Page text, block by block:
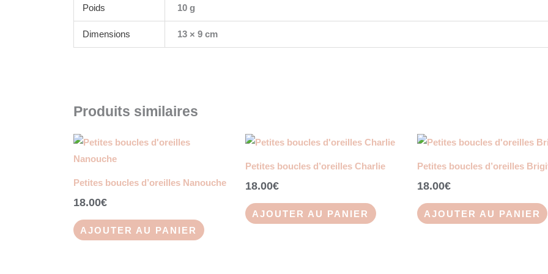
Poids 10 g
Dimensions 13 × 9 cm
Produits similaires
Petites boucles d’oreilles Nanouche
18.00€
AJOUTER AU PANIER
Petites boucles d’oreilles Charlie
18.00€
AJOUTER AU PANIER
Petites boucles d’oreilles
18.00€
AJOUTER AU PANIER